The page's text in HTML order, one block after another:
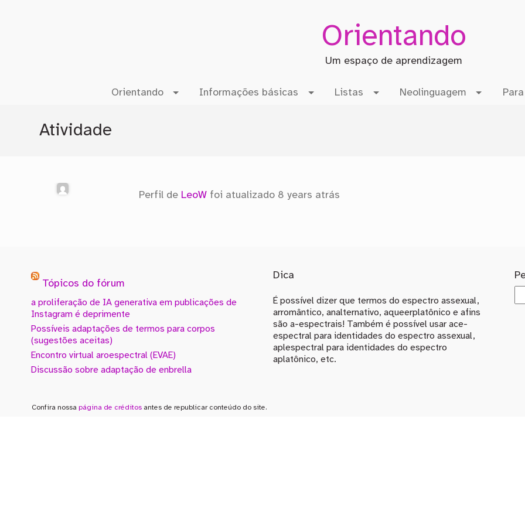
Orientando
Um espaço de aprendizagem
Orientando Informações básicas Listas Neolinguagem
Atividade
Perfil de LeoW foi atualizado 8 years atrás
Tópicos do fórum
a proliferação de IA generativa em publicações de
Instagram é deprimente
Possíveis adaptações de termos para corpos
(sugestões aceitas)
Encontro virtual aroespectral (EVAE)
Discussão sobre adaptação de enbrella
Dica
É possível dizer que termos do espectro assexual,
arromântico, analternativo, aqueerplatônico e afins
são a-espectrais! Também é possível usar ace-
espectral para identidades do espectro assexual,
aplespectral para identidades do espectro
aplatônico, etc.
Confira nossa página de créditosantes de republicar conteúdo do site.